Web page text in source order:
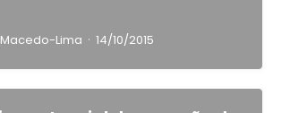
Lima · 14/10/2015